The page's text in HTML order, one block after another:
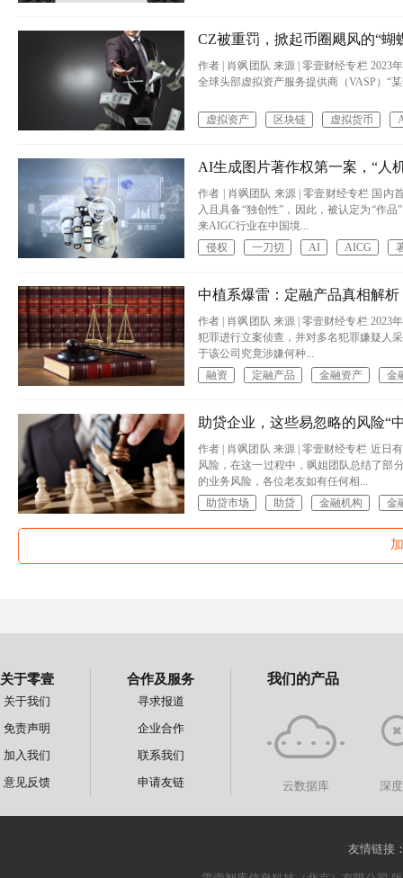
CZ被重罚，掀起币圈飓风的“蝴
作者 | 肖飒团队 来源 | 零壹财经专栏 2023
全球头部虚拟资产服务提供商（VASP）“
虚拟资产 区块链 虚拟货币
AI生成图片著作权第一案，“人
作者 | 肖飒团队 来源 | 零壹财经专栏 国
入且具备“独创性”，因此，被认定为“作
来AIGC行业在中国境...
侵权
一刀切 AI AICG
中植系爆雷：定融产品真相解
作者 | 肖飒团队 来源 | 零壹财经专栏 2023
犯罪进行立案侦查，并对多名犯罪嫌疑人
于该公司究竟涉嫌何种...
融资
定融产品 金融资产 金
助贷企业，这些易忽略的风险“
作者 | 肖飒团队​ 来源 | 零壹财经专栏 近日
风险，在这一过程中，飒姐团队总结了部
的业务风险，各位老友如有任何相...
助贷市场
助贷 金融机构 金
关于零壹
关于我们
免责声明
加入我们
意见反馈
合作及服务
寻求报道
企业合作
联系我们
申请友链
我们的产品
云数据库 深
友情链接